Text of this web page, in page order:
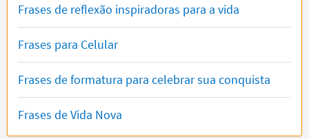
Frases de reflexão inspiradoras para a vida
Frases para Celular
Frases de formatura para celebrar sua conquista
Frases de Vida Nova